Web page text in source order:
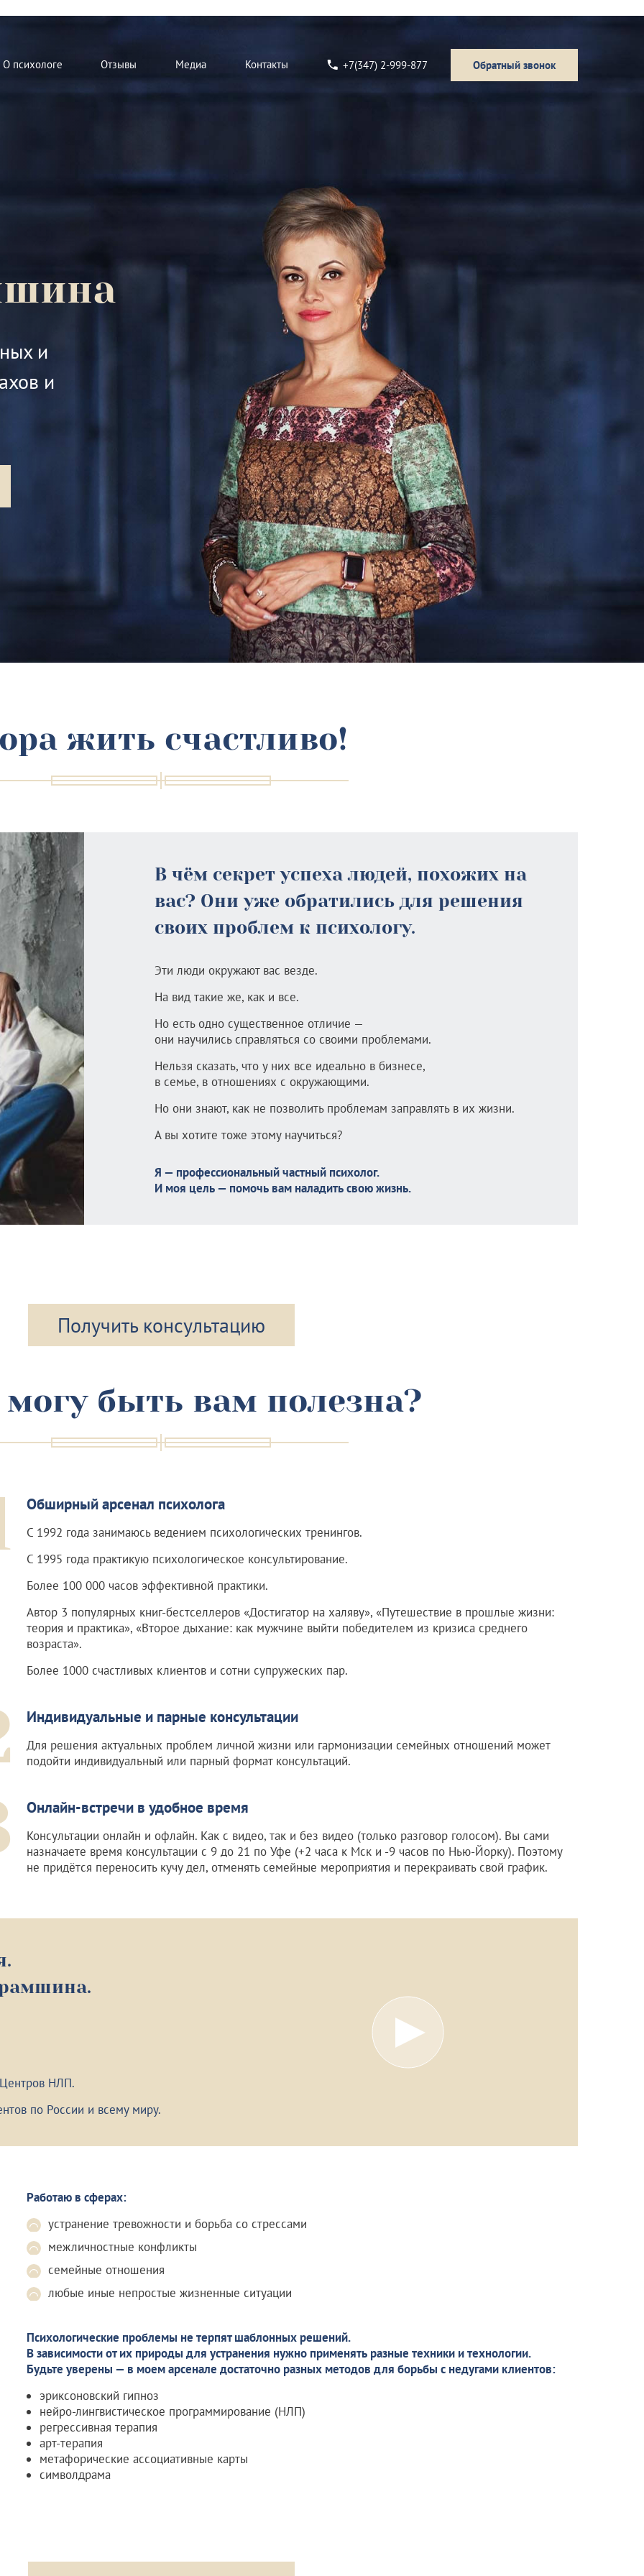
О психологе Отзывы Медиа Контакты +7(347) 2-999-877 Обратный звонок
и
и
жить счастливо!
В чём секрет успеха людей, похожих на
вас? Они уже обратились для решения
своих проблем к психологу.
Эти люди окружают вас везде.
На вид такие же, как и все.
Но есть одно существенное отличие —
они научились справляться со своими проблемами.
Нельзя сказать, что у них все идеально в бизнесе,
в семье, в отношениях с окружающими.
Но они знают, как не позволить проблемам заправлять в их жизни.
А вы хотите тоже этому научиться?
Я — профессиональный частный психолог.
И моя цель — помочь вам наладить свою жизнь.
Получить консультацию
быть вам полезна?
Обширный арсенал психолога
С 1992 года занимаюсь ведением психологических тренингов.
С 1995 года практикую психологическое консультирование.
Более 100 000 часов эффективной практики.
Автор 3 популярных книг-бестселлеров «Достигатор на халяву», «Путешествие в прошлые жизни:
теория и практика», «Второе дыхание: как мужчине выйти победителем из кризиса среднего
возраста».
Более 1000 счастливых клиентов и сотни супружеских пар.
Индивидуальные и парные консультации
Для решения актуальных проблем личной жизни или гармонизации семейных отношений может
подойти индивидуальный или парный формат консультаций.
Онлайн-встречи в удобное время
Консультации онлайн и офлайн. Как с видео, так и без видео (только разговор голосом). Вы сами
назначаете время консультации с 9 до 21 по Уфе (+2 часа к Мск и -9 часов по Нью-Йорку). Поэтому
не придётся переносить кучу дел, отменять семейные мероприятия и перекраивать свой график.
НЛП.
по России и всему миру.
Работаю в сферах:
устранение тревожности и борьба со стрессами
межличностные конфликты
семейные отношения
любые иные непростые жизненные ситуации
Психологические проблемы не терпят шаблонных решений.
В зависимости от их природы для устранения нужно применять разные техники и технологии.
Будьте уверены — в моем арсенале достаточно разных методов для борьбы с недугами клиентов:
эриксоновский гипноз
нейро-лингвистическое программирование (НЛП)
регрессивная терапия
арт-терапия
метафорические ассоциативные карты
символдрама